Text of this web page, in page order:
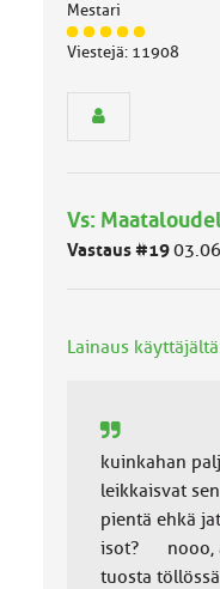
Mestari
J
ä
m
ä
k
Viestejä: 11908
Vs:
Vastaus #19
Lainaus
kuinkahan
leikkaisvat
pientä ehkä
isot? nooo,
tuosta